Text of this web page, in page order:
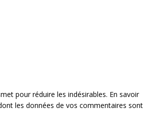
pour réduire les indésirables. En savoir
les données de vos commentaires sont